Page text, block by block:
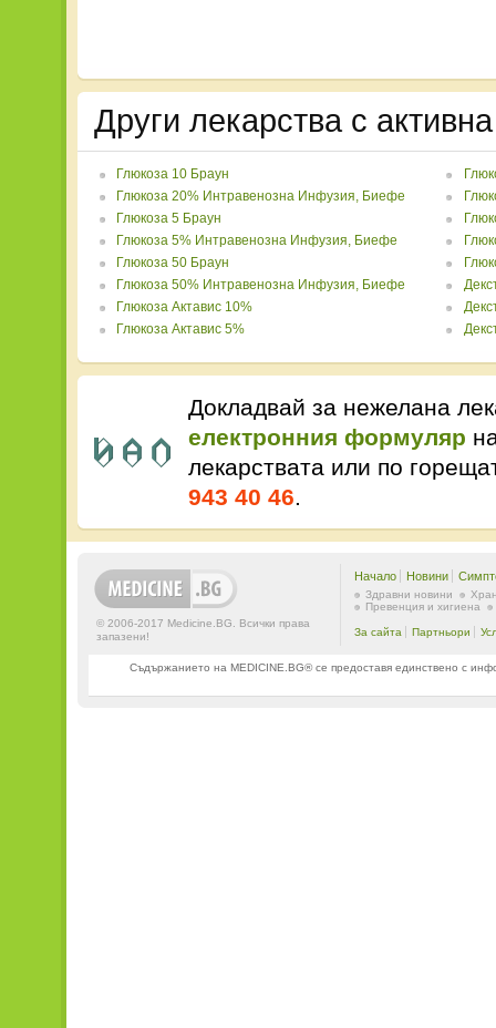
Други лекарства с
Глюкоза 10 Браун
Глюкоза 20% Интравенозна Инфузия, Биефе
Глюкоза 5 Браун
Глюкоза 5% Интравенозна Инфузия, Биефе
Глюкоза 50 Браун
Глюкоза 50% Интравенозна Инфузия, Биефе
Глюкоза Актавис 10%
Глюкоза Актавис 5%
Докладвай за нежелана
електронния формуляр
лекарствата или по
943 40 46.
© 2006-2017 Medicine.BG. Всички права
запазени!
Начало Новини
Здравни новини
Превенция и хигиена
За сайта Партньори
Съдържанието на MEDICINE.BG® се предоставя единствено с